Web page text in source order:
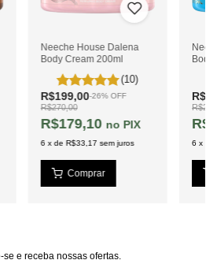
Neeche House Dalena
Body Cream 200ml
(10)
R$199,00-26% OFF
R$270,00
R$179,10 PIX
6 xde R$33,17 sem juros
Body
6 x
se e receba nossas ofertas.